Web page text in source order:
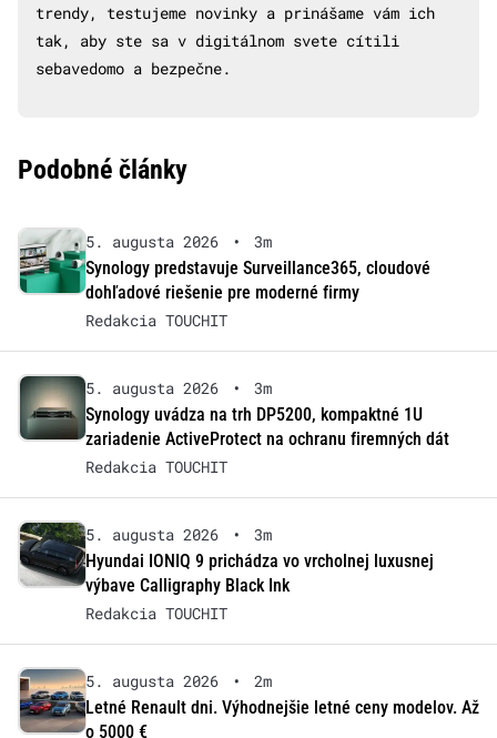
trendy, testujeme novinky a prinášame vám ich
tak, aby ste sa v digitálnom svete cítili
sebavedomo a bezpečne.
Podobné články
5. augusta 2026 •
3m
Synology predstavuje Surveillance365, cloudové
dohľadové riešenie pre moderné firmy
Redakcia TOUCHIT
5. augusta 2026 •
3m
Synology uvádza na trh DP5200, kompaktné 1U
zariadenie ActiveProtect na ochranu firemných dát
Redakcia TOUCHIT
5. augusta 2026 •
3m
Hyundai IONIQ 9 prichádza vo vrcholnej luxusnej
výbave Calligraphy Black Ink
Redakcia TOUCHIT
5. augusta 2026 •
2m
Letné Renault dni. Výhodnejšie letné ceny modelov. Až
o 5000 €